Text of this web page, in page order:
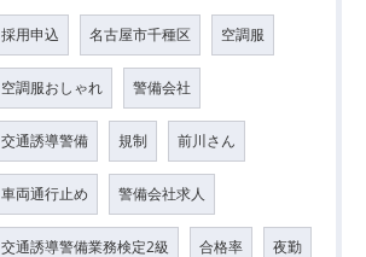
採用申込 名古屋市千種区 空調服
空調服おしゃれ 警備会社
交通誘導警備 規制 前川さん
車両通行止め 警備会社求人
交通誘導警備業務検定2級 合格率 夜勤